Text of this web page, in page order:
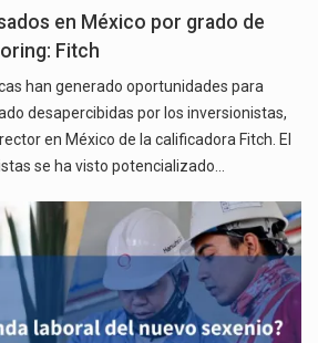
en México por grado de
Fitch
han generado oportunidades para
desapercibidas por los inversionistas,
en México de la calificadora Fitch. El
se ha visto potencializado…